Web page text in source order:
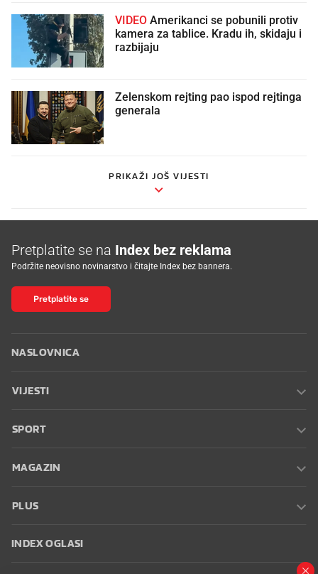
VIDEO
kamera za tablice. Kradu ih, skidaju i
razbijaju
Zelenskom rejting pao ispod rejtinga
generala
PRIKAŽI JOŠ VIJESTI
Pretplatite se na Index bez reklama
Podržite neovisno novinarstvo i čitajte Index bez bannera.
Pretplatite se
NASLOVNICA
VIJESTI
SPORT
MAGAZIN
PLUS
INDEX OGLASI